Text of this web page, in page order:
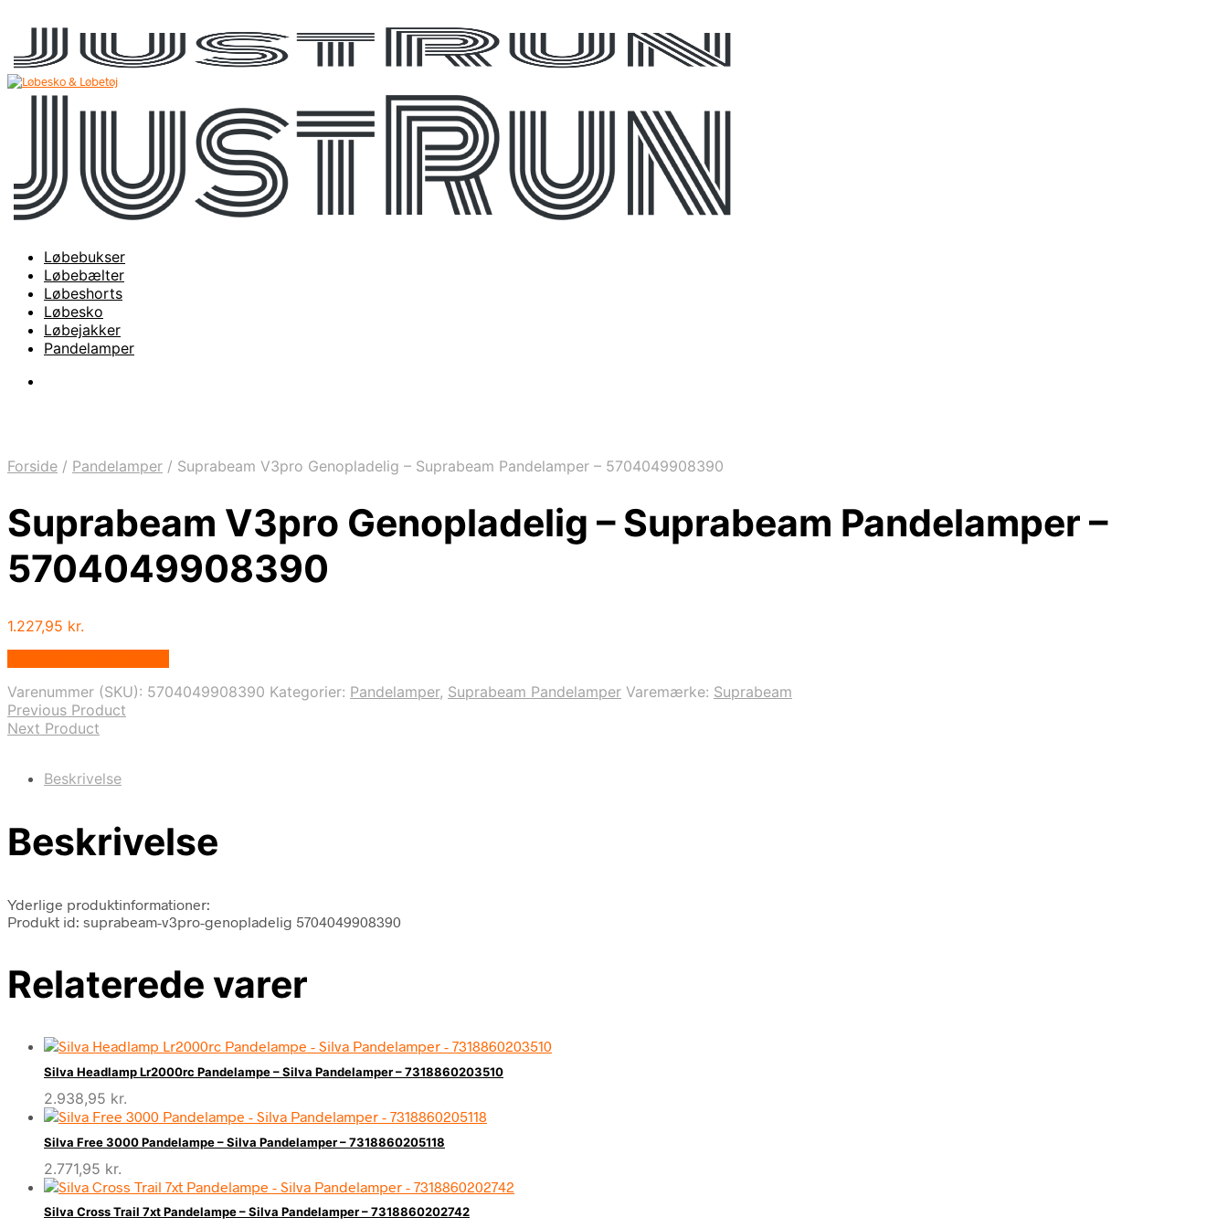
Løbebukser
Løbebælter
Løbeshorts
Løbesko
Løbejakker
Pandelamper
Forside / Pandelamper / Suprabeam V3pro Genopladelig – Suprabeam Pandelamper – 5704049908390
Suprabeam V3pro Genopladelig – Suprabeam Pandelamper –
5704049908390
1.227,95 kr.
Varenummer (SKU): 5704049908390 Kategorier: Pandelamper, Suprabeam Pandelamper Varemærke: Suprabeam
Previous Product
Next Product
Beskrivelse
Beskrivelse
Yderlige produktinformationer:
Produkt id: suprabeam-v3pro-genopladelig 5704049908390
Relaterede varer
Silva Headlamp Lr2000rc Pandelampe – Silva Pandelamper – 7318860203510
2.938,95 kr.
Silva Free 3000 Pandelampe – Silva Pandelamper – 7318860205118
2.771,95 kr.
Silva Cross Trail 7xt Pandelampe – Silva Pandelamper – 7318860202742